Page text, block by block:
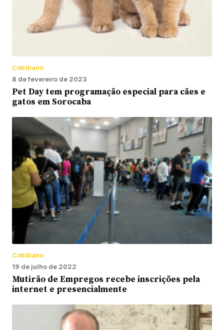
Cotidiano
8 de fevereiro de 2023
Pet Day tem programação especial para cães e
gatos em Sorocaba
Cotidiano
19 de julho de 2022
Mutirão de Empregos recebe inscrições pela
internet e presencialmente